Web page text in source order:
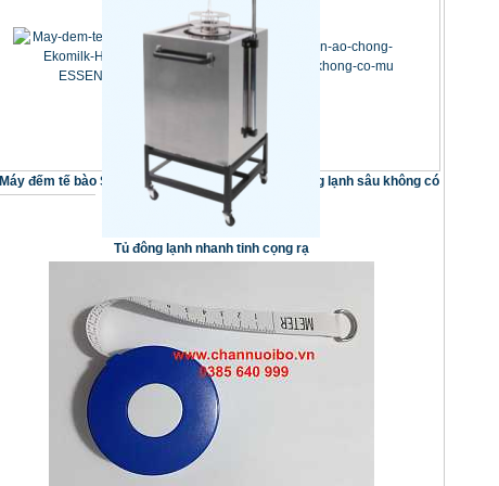
Tủ đông lạnh nhanh tinh cọng rạ
Máy đếm tế bào Soma Ekomilk
Horizon ESSENTIAL
Bộ quần áo chống lạnh sâu không có